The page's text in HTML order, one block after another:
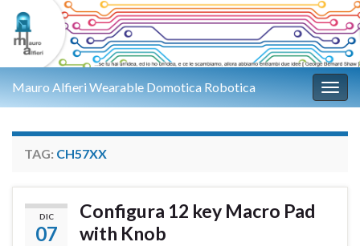
Mauro Alfieri Wearable Domotica Robotica
TAG: CH57XX
DIC
07
Configura 12 key Macro Pad
with Knob